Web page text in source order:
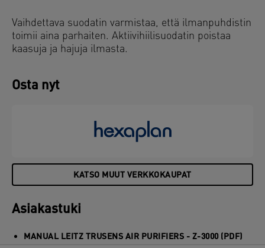
Vaihdettava suodatin varmistaa, että ilmanpuhdistin
toimii aina parhaiten. Aktiivihiilisuodatin poistaa
kaasuja ja hajuja ilmasta.
Osta nyt
KATSO MUUT VERKKOKAUPAT
Asiakastuki
MANUAL LEITZ TRUSENS AIR PURIFIERS - Z-3000 (PDF)